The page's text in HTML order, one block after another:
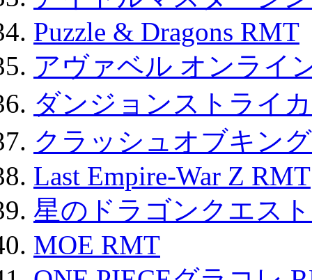
Puzzle & Dragons RMT
アヴァベル オンライ
ダンジョンストライ
クラッシュオブキン
Last Empire-War Z RMT
星のドラゴンクエス
MOE RMT